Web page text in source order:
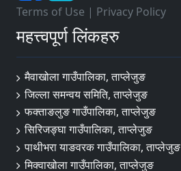
Terms of Use | Privacy Policy
महत्त्वपूर्ण लिंकहरु
मैवाखोला गाउँपालिका, ताप्लेजुङ
जिल्ला समन्वय समिति, ताप्लेजुङ
फक्ताङलुङ गाउँपालिका, ताप्लेजुङ
सिरिजङ्घा गाउँपालिका, ताप्लेजुङ
पाथीभरा याङवरक गाउँपालिका, ताप्लेजुङ
मिक्वाखोला गाउँपालिका, ताप्लेजुङ